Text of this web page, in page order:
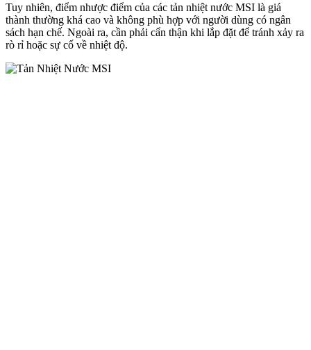
Tuy nhiên, điểm nhược điểm của các tản nhiệt nước MSI là giá
thành thường khá cao và không phù hợp với người dùng có ngân
sách hạn chế. Ngoài ra, cần phải cẩn thận khi lắp đặt để tránh xảy ra
rò rỉ hoặc sự cố về nhiệt độ.